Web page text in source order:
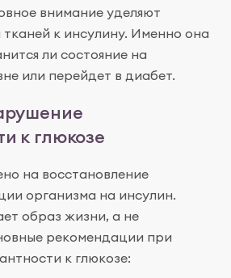
внимание уделяют
тканей к инсулину. Именно она
ли состояние на
или перейдет в диабет.
к глюкозе
на восстановление
организма на инсулин.
образ жизни, а не
рекомендации при
к глюкозе: